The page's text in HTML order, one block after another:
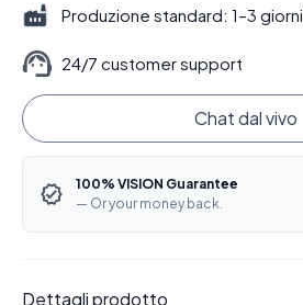
Produzione standard: 1–3 giorni
24/7 customer support
Chat dal vivo
100% VISION Guarantee
— Or your money back.
Dettagli prodotto